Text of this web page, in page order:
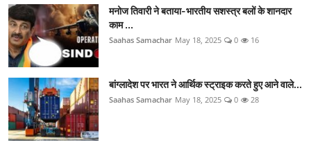
मनोज तिवारी ने बताया-भारतीय सशस्त्र बलों के शानदार
काम ...
Saahas Samachar May 18, 2025 0 16
बांग्लादेश पर भारत ने आर्थिक स्ट्राइक करते हुए आने वाले...
Saahas Samachar May 18, 2025 0 28